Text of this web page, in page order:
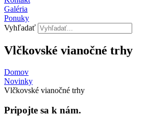
Galéria
Ponuky
Vyhľadať
Vlčkovské vianočné trhy
Domov
Novinky
Vlčkovské vianočné trhy
Pripojte sa k nám.